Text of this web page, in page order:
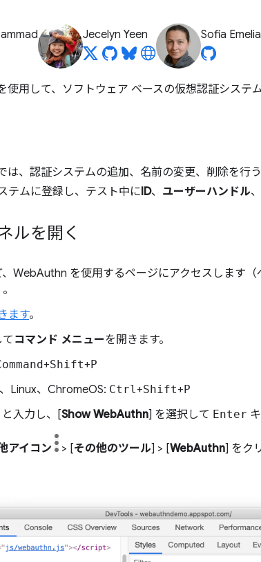
Jecelyn Yeen Sofia
使用して、ソフトウェア ベースの仮想認証システ
は、認証システムの追加、名前の変更、削除を行
テムに登録し、テスト中にID、 ユーザーハンドル、
ルを開く
、WebAuthn を使用するページにアクセスします
ます。
コマンド メニューを開きます。
+Shift+P
Linux、ChromeOS: Ctrl+Shift+P
入力し、[Show WebAuthn] を選択して Enter
アイコン > [その他のツール] > [WebAuthn] をク